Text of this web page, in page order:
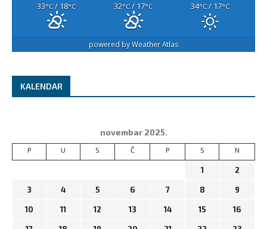
33°C / 18°C 32°C / 17°C 34°C / 17°C
powered byWeather Atlas
KALENDAR
novembar 2025.
P U S Č P S N
1 2
3 4 5 6 7 8 9
10 11 12 13 14 15 16